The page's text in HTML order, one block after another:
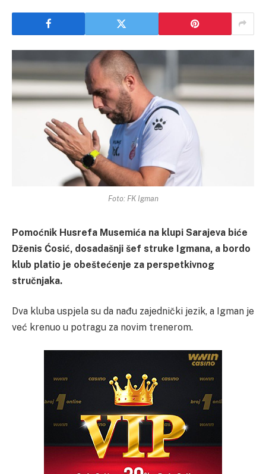
Foto: FK Igman
Pomoćnik Husrefa Musemića na klupi Sarajeva biće
Dženis Ćosić, dosadašnji šef struke Igmana, a bordo
klub platio je obeštećenje za perspetkivnog
stručnjaka.
Dva kluba uspjela su da nađu zajednički jezik, a Igman je
već krenuo u potragu za novim trenerom.